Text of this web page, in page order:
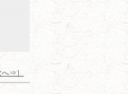
へ⇒］